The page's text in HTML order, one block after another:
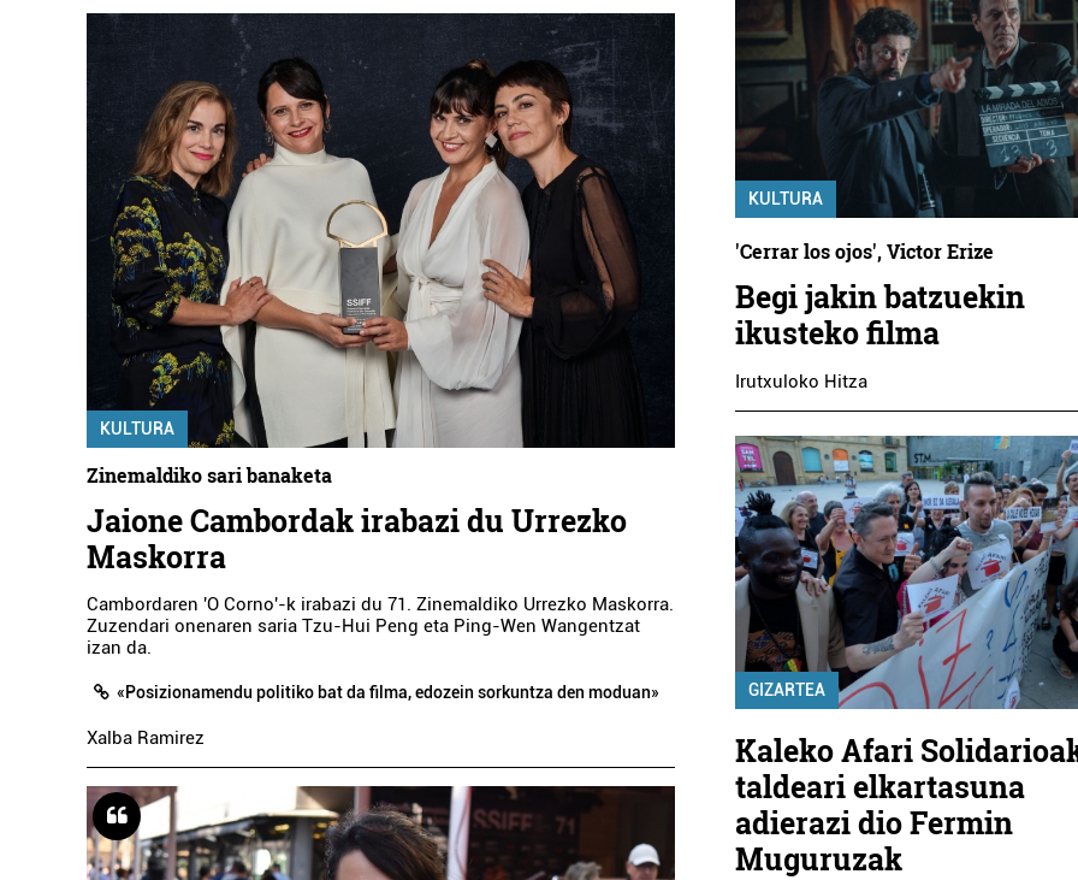
KULTURA
Zinemaldiko sari banaketa
Jaione Cambordak irabazi du Urrezko
Maskorra
Cambordaren 'O Corno'-k irabazi du 71. Zinemaldiko Urrezko Maskorra.
Zuzendari onenaren saria Tzu-Hui Peng eta Ping-Wen Wangentzat
izan da.
«Posizionamendu politiko bat da filma, edozein sorkuntza den moduan»
Xalba Ramirez
KULTURA
'Cerrar los ojos', Victor Erize
Begi jakin batzuekin
ikusteko filma
Irutxuloko Hitza
GIZARTEA
Kaleko Afari
taldeari elkartasuna
adierazi dio Fermin
Muguruzak